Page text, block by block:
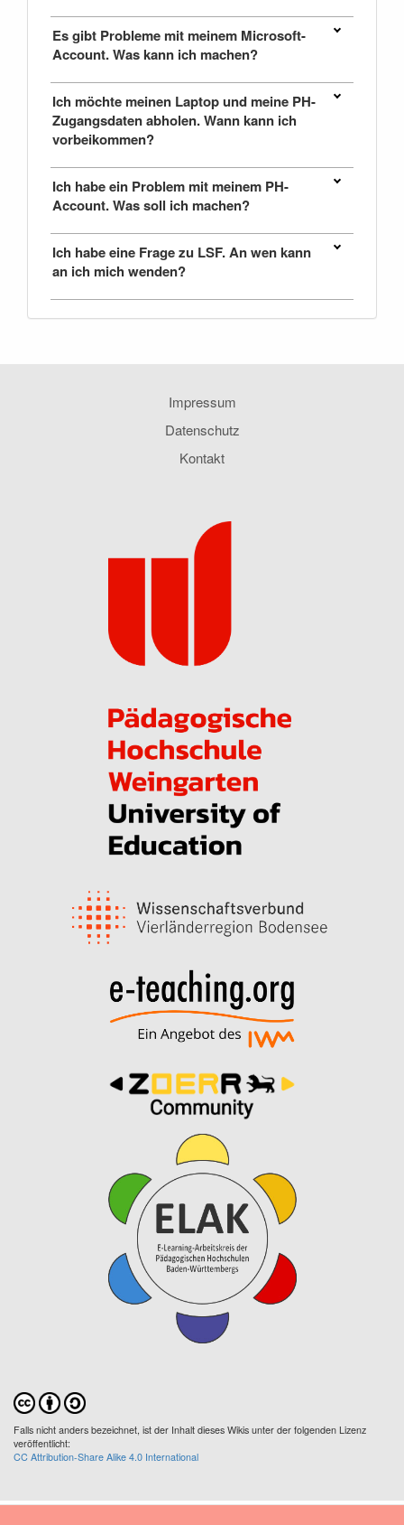
Es gibt Probleme mit meinem Microsoft-
Account. Was kann ich machen?
Ich möchte meinen Laptop und meine PH-
Zugangsdaten abholen. Wann kann ich
vorbeikommen?
Ich habe ein Problem mit meinem PH-
Account. Was soll ich machen?
Ich habe eine Frage zu LSF. An wen kann
an ich mich wenden?
Impressum
Datenschutz
Kontakt
Falls nicht anders bezeichnet, ist der Inhalt dieses Wikis unter der folgenden Lizenz
veröffentlicht:
CC Attribution-Share Alike 4.0 International